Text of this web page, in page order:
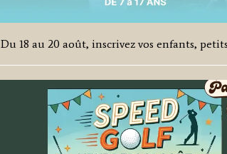
Du 18 au 20 août, inscrivez vos enfants,